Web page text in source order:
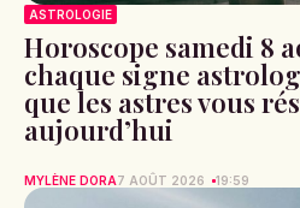
ASTROLOGIE
Horoscope samedi 8
chaque signe
que les astres vous
aujourd’hui
MYLÈNE DORA7 AOÛT 2026 19:59